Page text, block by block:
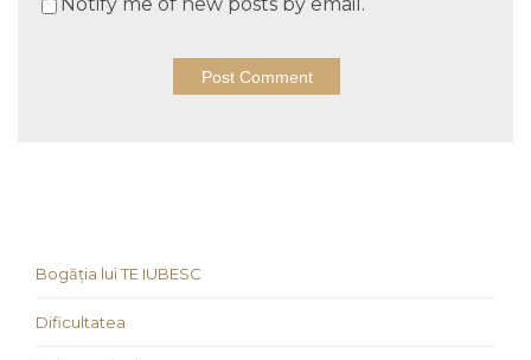
Bogăția lui TE IUBESC
Dificultatea